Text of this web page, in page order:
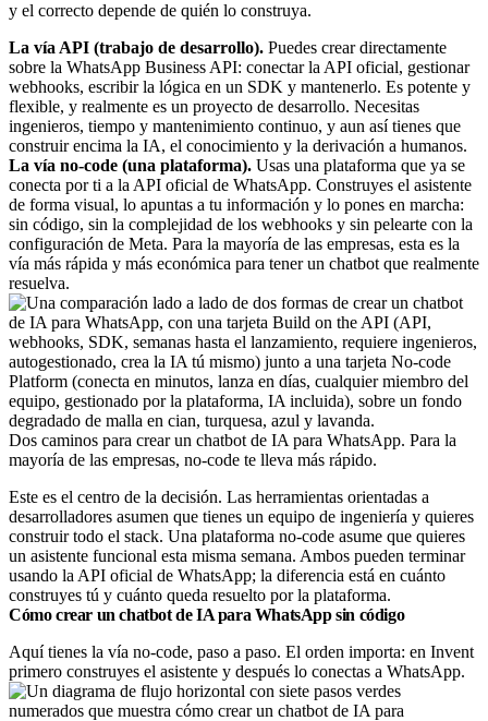
y el correcto depende de quién lo construya.
La vía API (trabajo de desarrollo). Puedes crear directamente
sobre la WhatsApp Business API: conectar la API oficial, gestionar
webhooks, escribir la lógica en un SDK y mantenerlo. Es potente y
flexible, y realmente es un proyecto de desarrollo. Necesitas
ingenieros, tiempo y mantenimiento continuo, y aun así tienes que
construir encima la IA, el conocimiento y la derivación a humanos.
La vía no-code (una plataforma). Usas una plataforma que ya se
conecta por ti a la API oficial de WhatsApp. Construyes el asistente
de forma visual, lo apuntas a tu información y lo pones en marcha:
sin código, sin la complejidad de los webhooks y sin pelearte con la
configuración de Meta. Para la mayoría de las empresas, esta es la
vía más rápida y más económica para tener un chatbot que realmente
resuelva.
Dos caminos para crear un chatbot de IA para WhatsApp. Para la
mayoría de las empresas, no-code te lleva más rápido.
Este es el centro de la decisión. Las herramientas orientadas a
desarrolladores asumen que tienes un equipo de ingeniería y quieres
construir todo el stack. Una plataforma no-code asume que quieres
un asistente funcional esta misma semana. Ambos pueden terminar
usando la API oficial de WhatsApp; la diferencia está en cuánto
construyes tú y cuánto queda resuelto por la plataforma.
Cómo crear un chatbot de IA para WhatsApp sin código
Aquí tienes la vía no-code, paso a paso. El orden importa: en Invent
primero construyes el asistente y después lo conectas a WhatsApp.